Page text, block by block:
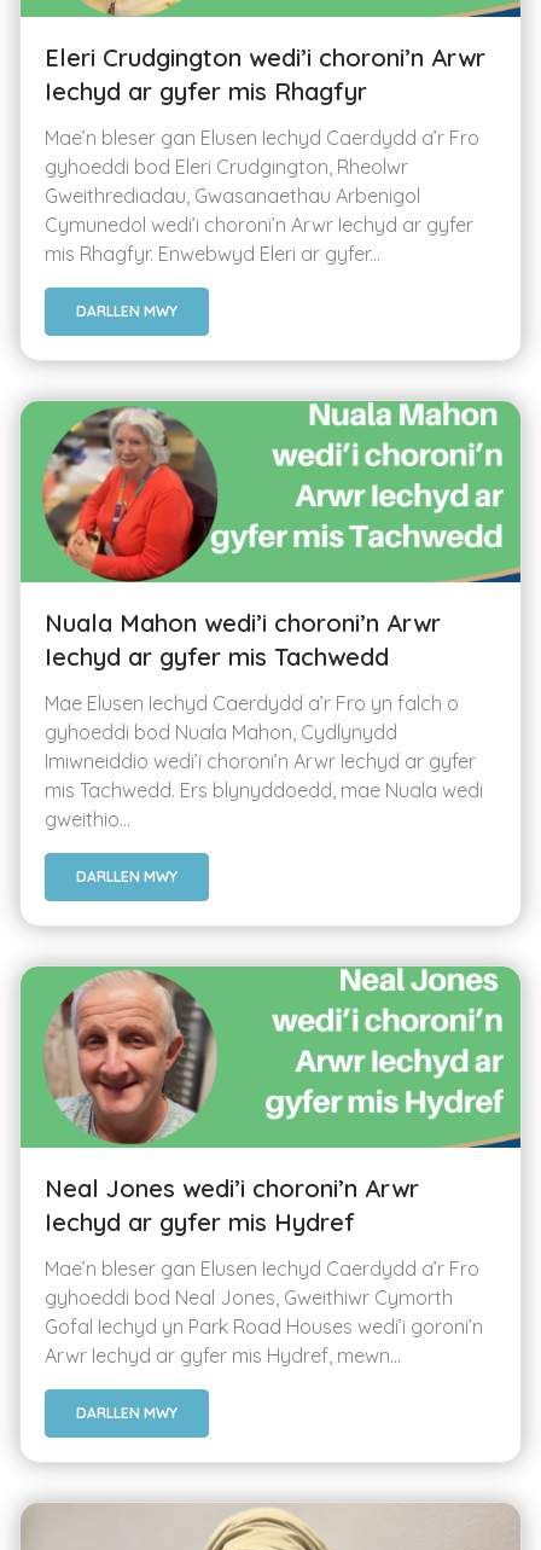
Eleri Crudgington wedi’i choroni’n Arwr
Iechyd ar gyfer mis Rhagfyr
Mae’n bleser gan Elusen Iechyd Caerdydd a’r Fro
gyhoeddi bod Eleri Crudgington, Rheolwr
Gweithrediadau, Gwasanaethau Arbenigol
Cymunedol wedi’i choroni’n Arwr Iechyd ar gyfer
mis Rhagfyr. Enwebwyd Eleri ar gyfer...
DARLLEN MWY
Nuala Mahon wedi’i choroni’n Arwr
Iechyd ar gyfer mis Tachwedd
Mae Elusen Iechyd Caerdydd a’r Fro yn falch o
gyhoeddi bod Nuala Mahon, Cydlynydd
Imiwneiddio wedi’i choroni’n Arwr Iechyd ar gyfer
mis Tachwedd. Ers blynyddoedd, mae Nuala wedi
gweithio...
DARLLEN MWY
Neal Jones wedi’i choroni’n Arwr
Iechyd ar gyfer mis Hydref
Mae’n bleser gan Elusen Iechyd Caerdydd a’r Fro
gyhoeddi bod Neal Jones, Gweithiwr Cymorth
Gofal Iechyd yn Park Road Houses wedi’i goroni’n
Arwr Iechyd ar gyfer mis Hydref, mewn...
DARLLEN MWY